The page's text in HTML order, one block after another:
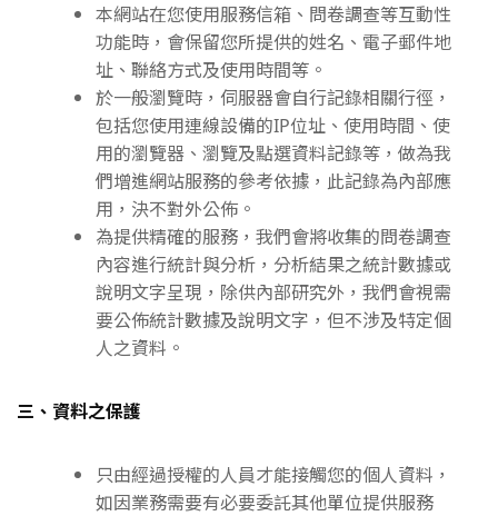
本網站在您使用服務信箱、問卷調查等互動性
功能時，會保留您所提供的姓名、電子郵件地
址、聯絡方式及使用時間等。
於一般瀏覽時，伺服器會自行記錄相關行徑，
包括您使用連線設備的IP位址、使用時間、使
用的瀏覽器、瀏覽及點選資料記錄等，做為我
們增進網站服務的參考依據，此記錄為內部應
用，決不對外公佈。
為提供精確的服務，我們會將收集的問卷調查
內容進行統計與分析，分析結果之統計數據或
說明文字呈現，除供內部研究外，我們會視需
要公佈統計數據及說明文字，但不涉及特定個
人之資料。
三、資料之保護
只由經過授權的人員才能接觸您的個人資料，
如因業務需要有必要委託其他單位提供服務